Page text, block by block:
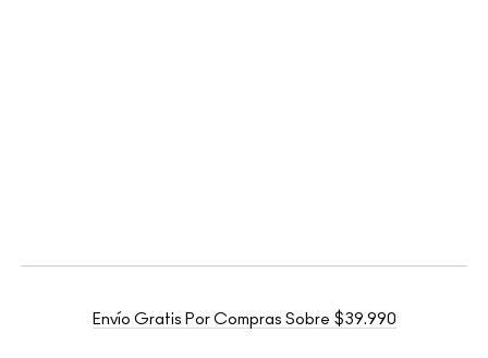
Envío Gratis Por Compras Sobre $39.990